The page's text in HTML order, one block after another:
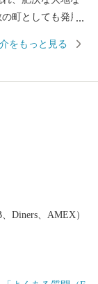
町としても発展
場はもともと寛永
神社の摂社で阿
て阿蘇四ヶ社と
豪族竹崎季長が
の甲佐神社に奉
途中には、両脇
をもっと見る
Diners、AMEX）